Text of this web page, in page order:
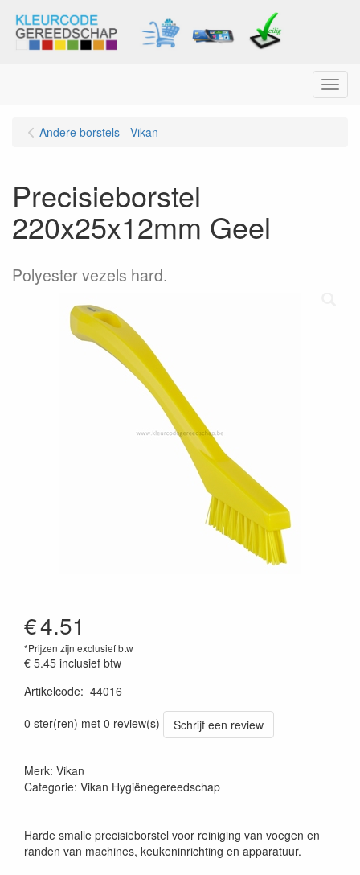
Menu
Andere borstels - Vikan
Precisieborstel
220x25x12mm Geel
Polyester vezels hard.
€4.51
*Prijzen zijn exclusief btw
€ 5.45 inclusief btw
Artikelcode: 44016
0 ster(ren) met 0 review(s)
Schrijf een review
Merk: Vikan
Categorie: Vikan Hygiënegereedschap
Harde smalle precisieborstel voor reiniging van voegen en
randen van machines, keukeninrichting en apparatuur.